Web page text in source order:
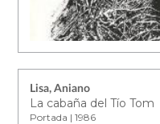
Lisa, Aniano
La cabaña del Tío Tom
Portada | 1986